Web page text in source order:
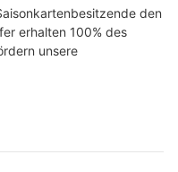
den
erhalten 100% des
unsere